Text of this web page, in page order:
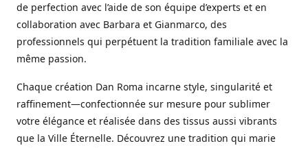
de perfection avec l’aide de son équipe d’experts et en
collaboration avec Barbara et Gianmarco, des
professionnels qui perpétuent la tradition familiale avec la
même passion.
Chaque création Dan Roma incarne style, singularité et
raffinement—confectionnée sur mesure pour sublimer
votre élégance et réalisée dans des tissus aussi vibrants
que la Ville Éternelle. Découvrez une tradition qui marie